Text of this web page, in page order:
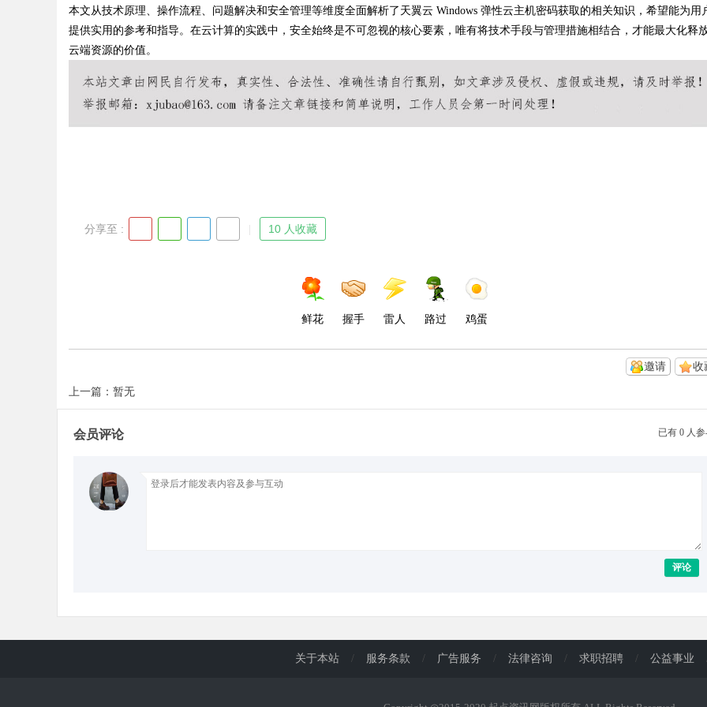
本文从技术原理、操作流程、问题解决和安全管理等维度全面解析了天翼云 Windows 弹性云主机密码获取的相关知识，希望能为用
提供实用的参考和指导。在云计算的实践中，安全始终是不可忽视的核心要素，唯有将技术手段与管理措施相结合，才能最大化释
云端资源的价值。
分享至 : 10 人收藏
鲜花 握手 雷人 路过 鸡蛋
收
邀请
上一篇：暂无
已有 0 人
会员评论
评论
关于本站 / 服务条款 / 广告服务 / 法律咨询 / 求职招聘 / 公益事业